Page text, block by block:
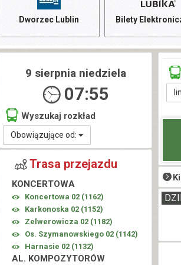
Dworzec Lublin Bilety
9 sierpnia niedziela
07:55
Wyszukaj rozkład
Obowiązujące od:
Trasa przejazdu
KONCERTOWA
Koncertowa 02 (1162)
Karkonoska 02 (1152)
Zelwerowicza 02 (1182)
Os. Szymanowskiego 02 (1142)
Harnasie 02 (1132)
AL. KOMPOZYTORÓW